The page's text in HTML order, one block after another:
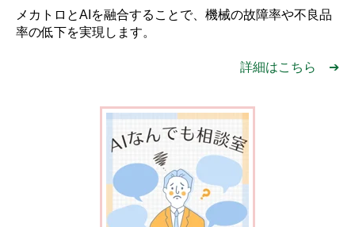
メカトロとAI を融合することで、機械の故障率や不良品
率の低下を実現します。
詳細はこちら ➔